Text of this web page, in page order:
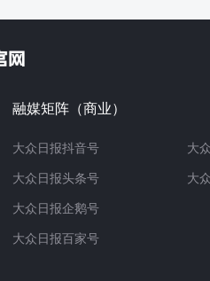
融媒矩阵（商业）
大众日报抖音号
大众日报头条号
大众日报企鹅号
大众日报百家号
大
大